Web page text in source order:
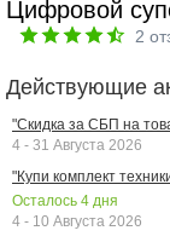
Цифровой
2
Действующие
"Скидка за СБП на
4 - 31 Августа 2026
"Купи комплект
Осталось 4 дня
4 - 10 Августа 2026